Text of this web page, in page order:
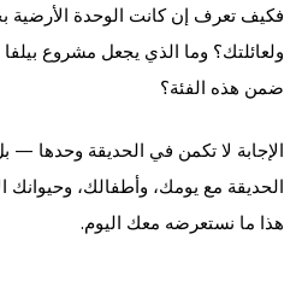
فكيف تعرف إن كانت الوحدة الأرضية
ولعائلتك؟ وما الذي يجعل مشروع
ضمن هذه الفئة؟
الإجابة لا تكمن في الحديقة وحدها
الحديقة مع يومك، وأطفالك،
هذا ما نستعرضه معك اليوم.